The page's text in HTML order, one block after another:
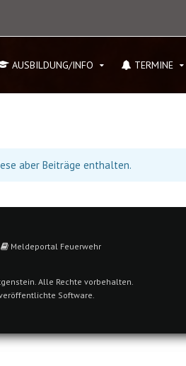
AUSBILDUNG/INFO TERMINE
aber Beiträge enthalten.
Meldeportal Feuerwehr
Alle Rechte vorbehalten.
Software.